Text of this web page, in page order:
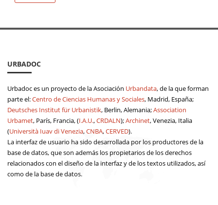
URBADOC
Urbadoc es un proyecto de la Asociación Urbandata, de la que forman
parte el:Centro de Ciencias Humanas y Sociales, Madrid, España;
Deutsches Institut für Urbanistik, Berlin, Alemania;Association
Urbamet, París, Francia, (I.A.U.,CRDALN);Archinet, Venezia, Italia
(Università Iuav di Venezia,CNBA,CERVED).
La interfaz de usuario ha sido desarrollada por los productores de la
base de datos, que son además los propietarios de los derechos
relacionados con el diseño de la interfaz y de los textos utilizados, así
como de la base de datos.